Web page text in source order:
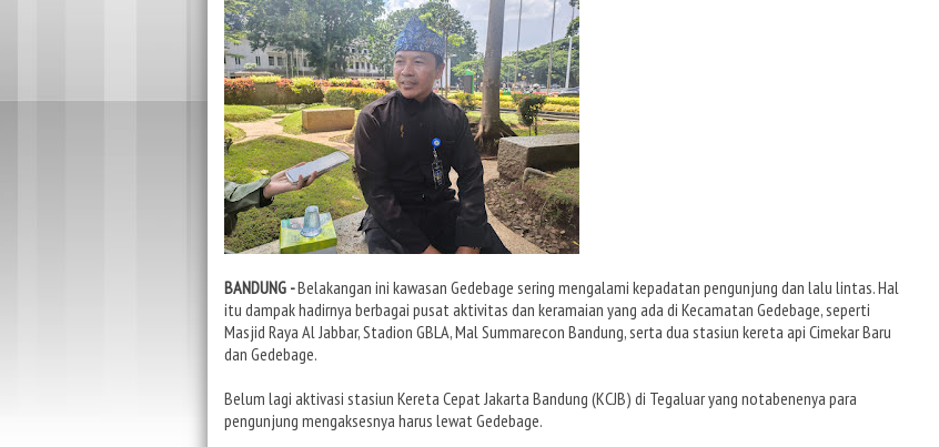
BANDUNG -Belakangan ini kawasan Gedebage sering mengalami kepadatan pengunjung dan lalu lintas. Hal
itu dampak hadirnya berbagai pusat aktivitas dan keramaian yang ada di Kecamatan Gedebage, seperti
Masjid Raya Al Jabbar, Stadion GBLA, Mal Summarecon Bandung, serta dua stasiun kereta api Cimekar Baru
dan Gedebage.
Belum lagi aktivasi stasiun Kereta Cepat Jakarta Bandung (KCJB) di Tegaluar yang notabenenya para
pengunjung mengaksesnya harus lewat Gedebage.